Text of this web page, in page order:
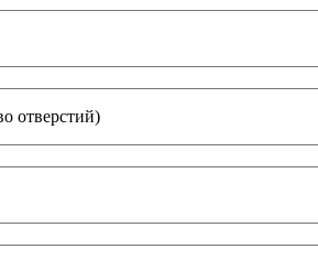
отверстий)